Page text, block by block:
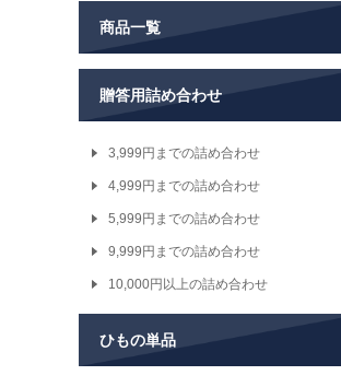
商品一覧
贈答用詰め合わせ
3,999円までの詰め合わせ
4,999円までの詰め合わせ
5,999円までの詰め合わせ
9,999円までの詰め合わせ
10,000円以上の詰め合わせ
ひもの単品